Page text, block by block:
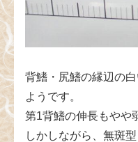
背鰭・尻鰭の縁辺の
ようです。
第1背鰭の伸長もやや
しかしながら、無斑